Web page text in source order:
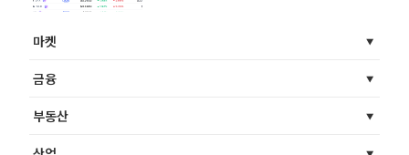
마켓
금융
부동산